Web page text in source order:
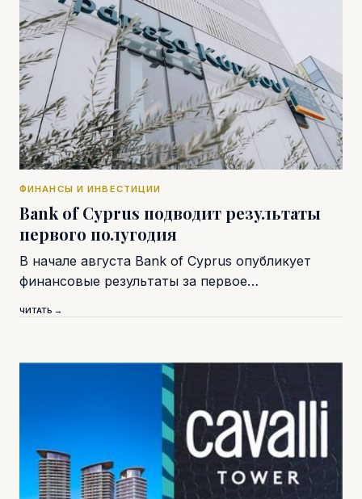
ФИНАНСЫ И ИНВЕСТИЦИИ
Bank of Cyprus подводит результаты
первого полугодия
В начале августа Bank of Cyprus опубликует
финансовые результаты за первое…
ЧИТАТЬ →